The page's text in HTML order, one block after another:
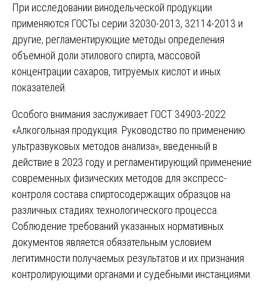
При исследовании винодельческой продукции
применяются ГОСТы серии 32030-2013, 32114-2013 и
другие, регламентирующие методы определения
объемной доли этилового спирта, массовой
концентрации сахаров, титруемых кислот и иных
показателей.
Особого внимания заслуживает ГОСТ 34903-2022
«Алкогольная продукция. Руководство по применению
ультразвуковых методов анализа», введенный в
действие в 2023 году и регламентирующий применение
современных физических методов для экспресс-
контроля состава спиртосодержащих образцов на
различных стадиях технологического процесса.
Соблюдение требований указанных нормативных
документов является обязательным условием
легитимности получаемых результатов и их признания
контролирующими органами и судебными инстанциями.